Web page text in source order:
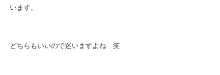
います。
どちらもいいので迷いますよね 笑